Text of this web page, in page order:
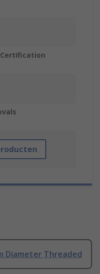
Diameter Threaded